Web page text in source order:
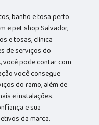
banho e tosa perto
e pet shop Salvador,
e tosas, clínica
de serviços do
você pode contar com
você consegue
do ramo, além de
e instalações.
e sua
da marca.